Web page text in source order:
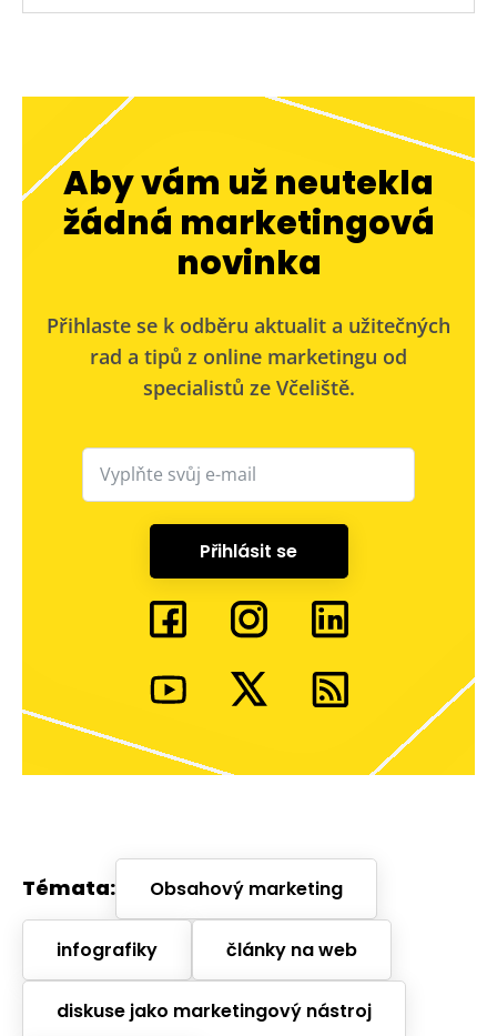
Aby vám už neutekla
žádná marketingová
novinka
Přihlaste se k odběru aktualit a užitečných
rad a tipů z online marketingu od
specialistů ze Včeliště.
Přihlásit se
Témata: Obsahový marketing
infografiky články na web
diskuse jako marketingový nástroj